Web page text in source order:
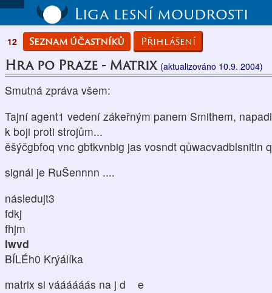
Liga lesní moudrosti
12 Seznam účastníků Přihlášení
Hra po Praze - Matrix (aktualizováno 10.9. 2004)
Smutná zpráva všem:
Tajní agent1 vedení zákeřným panem Smithem,
k boji proti strojům...
ěšýčgbfoq vnc gbtkvnbig jas vosndt qůwacvadblsnitin q
signál je RuŠennnn ....
následujt3
fdkj
fhjm
lwvd
BÍLÉh0 Krýálíka
matrix si váááááás na j d e